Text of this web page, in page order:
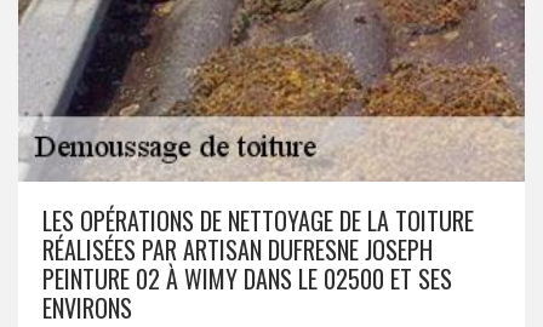
LES OPÉRATIONS DE NETTOYAGE DE LA TOITURE
RÉALISÉES PAR ARTISAN DUFRESNE JOSEPH
PEINTURE 02 À WIMY DANS LE 02500 ET SES
ENVIRONS